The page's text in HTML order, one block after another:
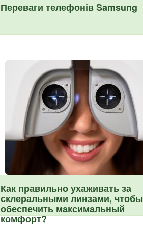
Переваги телефонів Samsung
Как правильно ухаживать за
склеральными линзами, чтобы
обеспечить максимальный
комфорт?